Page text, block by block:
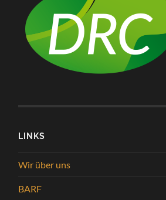
LINKS
Wir über uns
BARF